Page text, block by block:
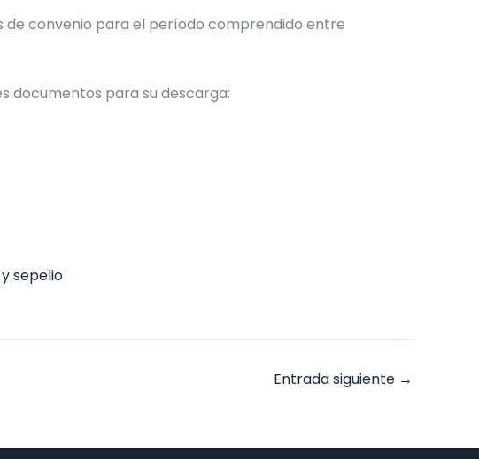
de convenio para el período comprendido entre
documentos para su descarga:
sepelio
Entrada siguiente →